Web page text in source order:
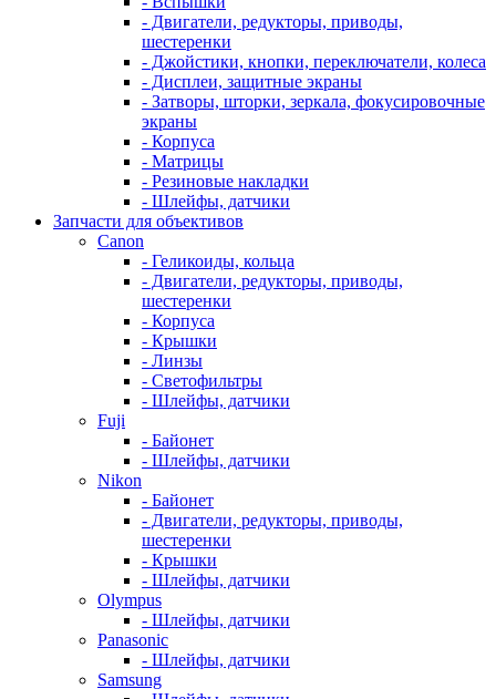
- Двигатели, редукторы, приводы,
шестеренки
- Джойстики, кнопки, переключатели, колеса
- Дисплеи, защитные экраны
- Затворы, шторки, зеркала, фокусировочные
экраны
- Корпуса
- Матрицы
- Резиновые накладки
- Шлейфы, датчики
Запчасти для объективов
Canon
- Геликоиды, кольца
- Двигатели, редукторы, приводы,
шестеренки
- Корпуса
- Крышки
- Линзы
- Светофильтры
- Шлейфы, датчики
Fuji
- Байонет
- Шлейфы, датчики
Nikon
- Байонет
- Двигатели, редукторы, приводы,
шестеренки
- Крышки
- Шлейфы, датчики
Olympus
- Шлейфы, датчики
Panasonic
- Шлейфы, датчики
Samsung